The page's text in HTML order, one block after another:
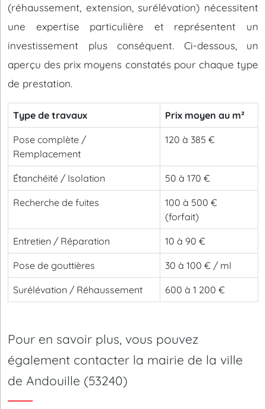
(réhaussement, extension, surélévation) nécessitent
une expertise particulière et représentent un
investissement plus conséquent. Ci-dessous, un
aperçu des prix moyens constatés pour chaque type
de prestation.
Type de travaux Prix moyen au m²
Pose complète /
Remplacement
120 à 385 €
Étanchéité / Isolation 50 à 170 €
Recherche de fuites
100 à 500 €
(forfait)
Entretien / Réparation 10 à 90 €
Pose de gouttières 30 à 100 € / ml
Surélévation / Réhaussement 600 à 1 200 €
Pour en savoir plus, vous pouvez
également contacter la mairie de la ville
de Andouille (53240)